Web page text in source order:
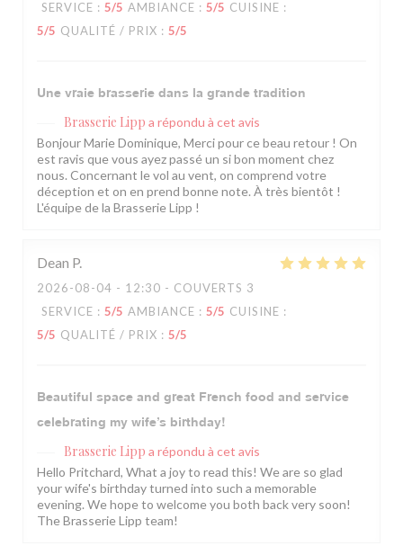
SERVICE : 5/5 AMBIANCE : 5/5 CUISINE :
5/5 QUALITÉ / PRIX : 5/5
Une vraie brasserie dans la grande tradition
Brasserie Lipp a répondu à cet avis
Bonjour Marie Dominique, Merci pour ce beau retour ! On
est ravis que vous ayez passé un si bon moment chez
nous. Concernant le vol au vent, on comprend votre
déception et on en prend bonne note. À très bientôt !
L'équipe de la Brasserie Lipp !
Dean P
2026-08-04 - 12:30 - COUVERTS 3
SERVICE : 5/5 AMBIANCE : 5/5 CUISINE :
5/5 QUALITÉ / PRIX : 5/5
Beautiful space and great French food and service
celebrating my wife’s birthday!
Brasserie Lipp a répondu à cet avis
Hello Pritchard, What a joy to read this! We are so glad
your wife's birthday turned into such a memorable
evening. We hope to welcome you both back very soon!
The Brasserie Lipp team!